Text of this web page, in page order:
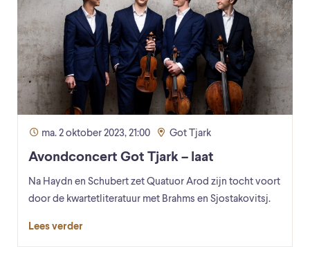
ma. 2 oktober 2023, 21:00 Got Tjark
Avondconcert Got Tjark – laat
Na Haydn en Schubert zet Quatuor Arod zijn tocht voort
door de kwartetliteratuur met Brahms en Sjostakovitsj.
Lees verder